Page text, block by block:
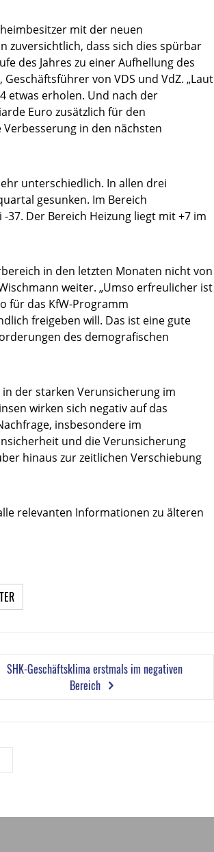
mit der neuen
zuversichtlich, dass sich dies spürbar
des Jahres zu einer Aufhellung des
von VDS und VdZ. „Laut
etwas erholen. Und nach der
Euro zusätzlich für den
in den nächsten
unterschiedlich. In allen drei
gesunken. Im Bereich
Der Bereich Heizung liegt mit +7 im
in den letzten Monaten nicht von
weiter. „Umso erfreulicher ist
für das KfW-Programm
freigeben will. Das ist eine gute
des demografischen
der starken Verunsicherung im
wirken sich negativ auf das
insbesondere im
und die Verunsicherung
hinaus zur zeitlichen Verschiebung
relevanten Informationen zu älteren
SHK-Geschäftsklima erstmals im negativen
Bereich